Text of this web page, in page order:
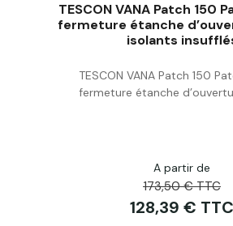
TESCON VANA Patch 150
fermeture étanche
isolants
TESCON VANA Patch 150
fermeture étanche
A partir de
173,50 € TTC
128,39 € TTC